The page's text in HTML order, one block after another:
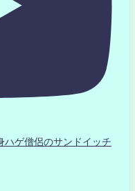
ゲ僧侶のサンドイッチ